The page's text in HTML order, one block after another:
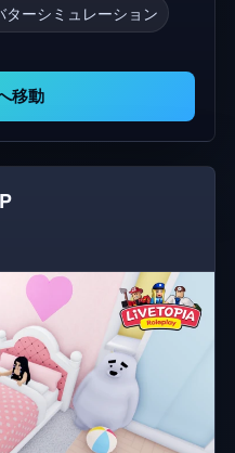
プレイしてく
参加して👍いいねをし
ーシミュレーション
移動